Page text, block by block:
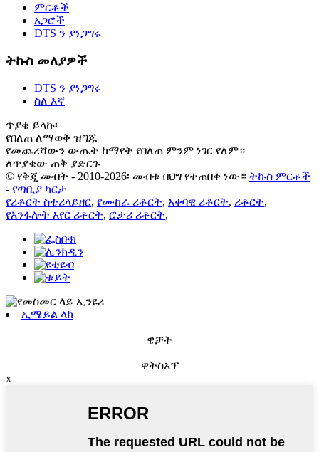
ምርቶች
አጋሮች
DTS ን ያነጋግሩ
ትኩስ መለያዎች
DTS ን ያነጋግሩ
ስለ እኛ
ጥያቄ ይላኩ፦
የበለጠ ለማወቅ ዝግጁ
የመጨረሻውን ውጤት ከማየት የበለጠ ምንም ነገር የለም።
ለጥያቄው ጠቅ ያድርጉ
© የቅጂ መብት - 2010-2026፡ መብቱ በህግ የተጠበቀ ነው። ትኩስ ምርቶች
- የጣቢያ ካርታ
የሪቶርት ስቴሪላይዘር, የሙከራ ሪቶርት, አቀባዊ ሪቶርት, ሪቶርት,
የእንፋሎት አየር ሪቶርት, ሮታሪ ሪቶርት,
ኢሜይል ላክ
ዌቻት
ዋትስአፕ
x